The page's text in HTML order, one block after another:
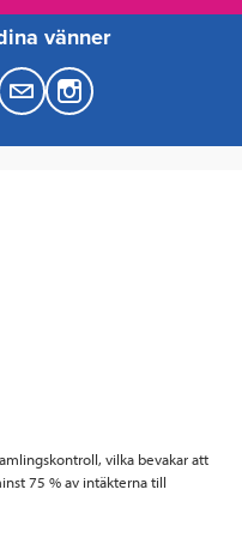
vänner
M
a
vilka bevakar att
75 % av intäkterna till